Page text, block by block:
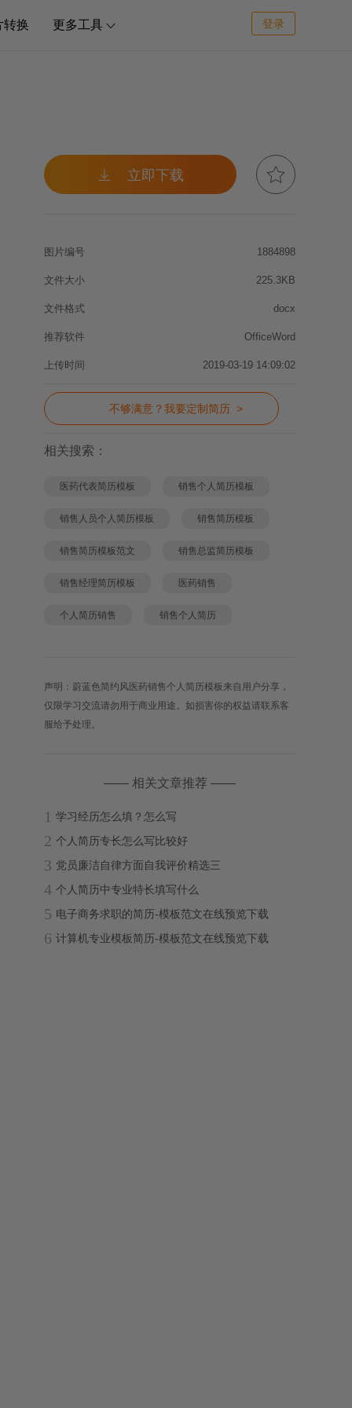
转换 更多工具  登录
 立即下载 
图片编号 1884898
文件大小 225.3KB
文件格式 docx
推荐软件 OfficeWord
上传时间 2019-03-19 14:09:02
不够满意？我要定制简历 >
相关搜索：
医药代表简历模板 销售个人简历模板
销售人员个人简历模板 销售简历模板
销售简历模板范文 销售总监简历模板
销售经理简历模板 医药销售
个人简历销售 销售个人简历
声明：蔚蓝色简约风医药销售个人简历模板来自用户分享，
仅限学习交流请勿用于商业用途。如损害你的权益请联系客
服给予处理。
—— 相关文章推荐 ——
1 学习经历怎么填？怎么写
2 个人简历专长怎么写比较好
3 党员廉洁自律方面自我评价精选三
4 个人简历中专业特长填写什么
5 电子商务求职的简历-模板范文在线预览下载
6 计算机专业模板简历-模板范文在线预览下载